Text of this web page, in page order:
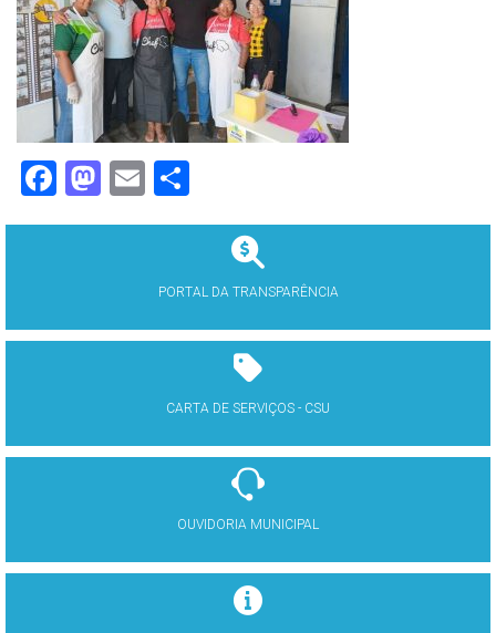
Facebook
Mastodon
Email
PORTAL DA TRANSPARÊNCIA
CARTA DE SERVIÇOS - CSU
OUVIDORIA MUNICIPAL